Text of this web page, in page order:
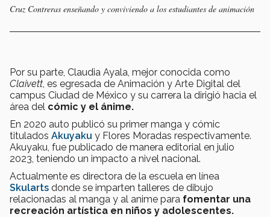
Cruz Contreras enseñando y conviviendo a los estudiantes de animación
Por su parte, Claudia Ayala, mejor conocida como
Claivett , es egresada de Animación y Arte Digital del
campus Ciudad de México y su carrera la dirigió hacia el
área del cómic y el ánime.
En 2020 auto publicó su primer manga y cómic
titulados Akuyaku y Flores Moradas respectivamente.
Akuyaku, fue publicado de manera editorial en julio
2023, teniendo un impacto a nivel nacional.
Actualmente es directora de la escuela en línea
Skularts donde se imparten talleres de dibujo
relacionadas al manga y al anime para fomentar una
recreación artística en niños y adolescentes.